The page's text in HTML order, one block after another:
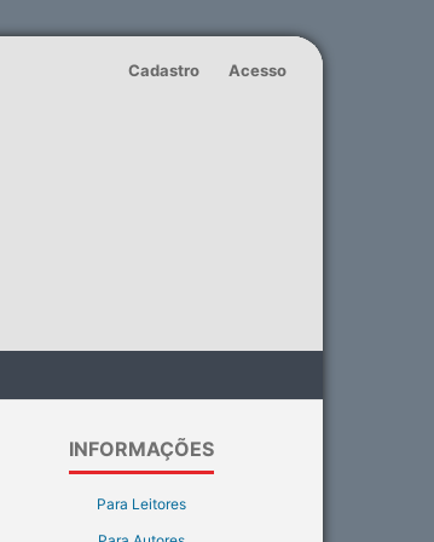
Cadastro Acesso
INFORMAÇÕES
Para Leitores